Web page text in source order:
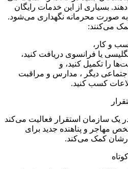
بسیاری از این خدمات رایگان
به صورت محرمانه نگهداری می‌شود.
می‌کنند:
و کار،
یا فرانسوی دریافت کنید،
را تکمیل کنید، و
دیگر ، مدارس و مراقبت
کسب کنید.
یک سازمان استقرار فعالیت می‌کند
مهاجر و پناهنده جدید برای
کمک می‌کند.